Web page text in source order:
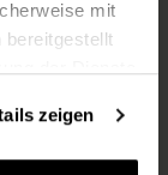
mit
bereitgestellt
zeigen